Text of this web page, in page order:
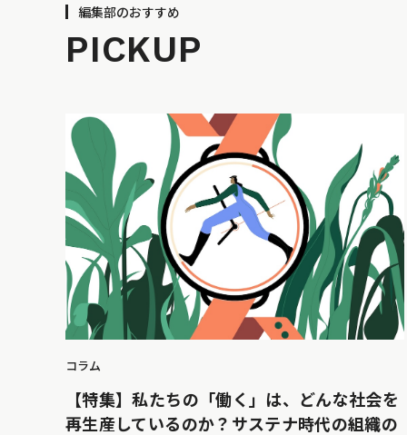
編集部のおすすめ
PICKUP
コラム
【特集】私たちの「働く」は、どんな社会を
再生産しているのか？サステナ時代の組織の